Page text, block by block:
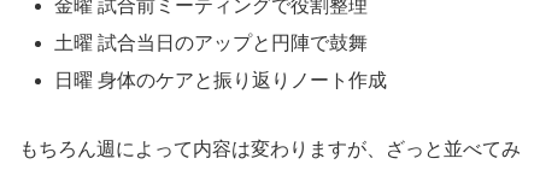
金曜 試合前ミーティングで役割整理
土曜 試合当日のアップと円陣で鼓舞
日曜 身体のケアと振り返りノート作成
もちろん週によって内容は変わりますが、ざっと並べてみ